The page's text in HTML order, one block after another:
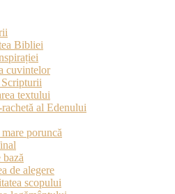
Bibliei
cuvintelor
textului
al Edenului
poruncă
bază
de alegere
scopului